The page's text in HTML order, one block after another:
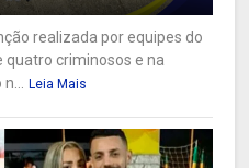
realizada por equipes do
quatro criminosos e na
Leia Mais